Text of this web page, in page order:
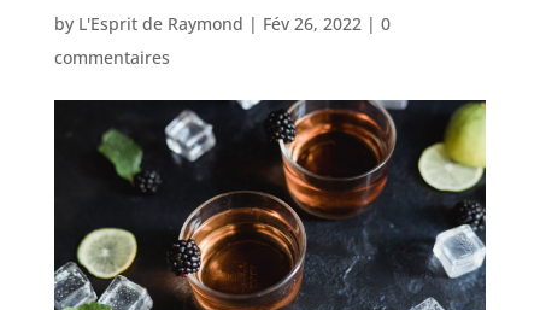
by L'Esprit de Raymond | Fév 26, 2022| 0
commentaires